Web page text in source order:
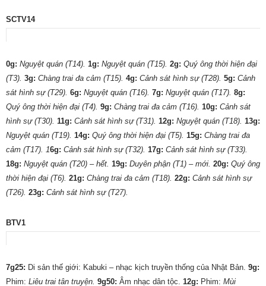
SCTV14
0g: Nguyệt quán (T14). 1g: Nguyệt quán (T15). 2g: Quý ông thời hiện đại
(T3). 3g: Chàng trai đa cảm (T15). 4g: Cảnh sát hình sự (T28). 5g: Cảnh
sát hình sự (T29). 6g: Nguyệt quán (T16). 7g: Nguyệt quán (T17). 8g:
Quý ông thời hiện đại (T4). 9g: Chàng trai đa cảm (T16). 10g: Cảnh sát
hình sự (T30). 11g: Cảnh sát hình sự (T31). 12g: Nguyệt quán (T18). 13g:
Nguyệt quán (T19). 14g: Quý ông thời hiện đại (T5). 15g: Chàng trai đa
cảm (T17). 16g: Cảnh sát hình sự (T32). 17g: Cảnh sát hình sự (T33).
18g: Nguyệt quán (T20) – hết. 19g: Duyên phận (T1) – mới. 20g: Quý ông
thời hiện đại (T6). 21g: Chàng trai đa cảm (T18). 22g: Cảnh sát hình sự
(T26). 23g: Cảnh sát hình sự (T27).
BTV1
7g25: Di sản thế giới: Kabuki – nhạc kịch truyền thống của Nhật Bản. 9g:
Phim: Liêu trai tân truyện. 9g50: Âm nhạc dân tộc. 12g: Phim: Mùi